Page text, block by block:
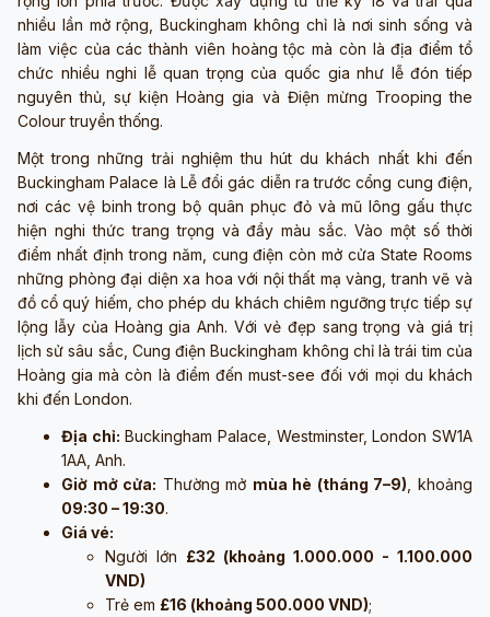
nhiều lần mở rộng, Buckingham không chỉ là nơi sinh sống và
làm việc của các thành viên hoàng tộc mà còn là địa điểm tổ
chức nhiều nghi lễ quan trọng của quốc gia như lễ đón tiếp
nguyên thủ, sự kiện Hoàng gia và Điện mừng Trooping the
Colour truyền thống.
Một trong những trải nghiệm thu hút du khách nhất khi đến
Buckingham Palace là Lễ đổi gác diễn ra trước cổng cung điện,
nơi các vệ binh trong bộ quân phục đỏ và mũ lông gấu thực
hiện nghi thức trang trọng và đầy màu sắc. Vào một số thời
điểm nhất định trong năm, cung điện còn mở cửa State Rooms
những phòng đại diện xa hoa với nội thất mạ vàng, tranh vẽ và
đồ cổ quý hiếm, cho phép du khách chiêm ngưỡng trực tiếp sự
lộng lẫy của Hoàng gia Anh. Với vẻ đẹp sang trọng và giá trị
lịch sử sâu sắc, Cung điện Buckingham không chỉ là trái tim của
Hoàng gia mà còn là điểm đến must-see đối với mọi du khách
khi đến London.
Địa chỉ: Buckingham Palace, Westminster, London SW1A
1AA, Anh.
Giờ mở cửa: Thường mở mùa hè (tháng 7–9) , khoảng
09:30 – 19:30.
Giá vé:
Người lớn £32 (khoảng 1.000.000 - 1.100.000
VND)
Trẻ em £16 (khoảng 500.000 VND);